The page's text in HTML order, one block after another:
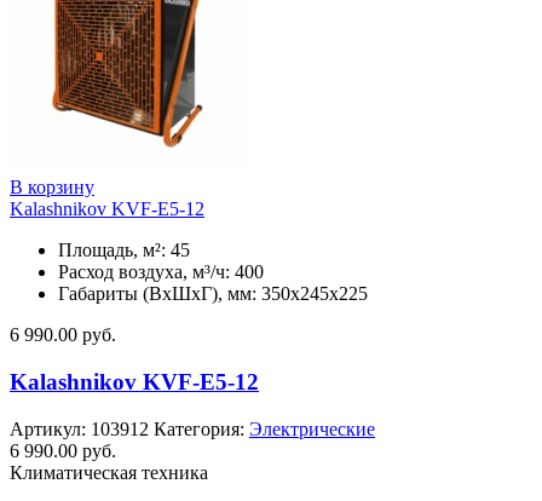
В корзину
Kalashnikov KVF-E5-12
Площадь, м²: 45
Расход воздуха, м³/ч: 400
Габариты (ВхШхГ), мм: 350x245x225
6 990.00 руб.
Kalashnikov KVF-E5-12
Артикул: 103912 Категория: Электрические
6 990.00 руб.
Климатическая техника